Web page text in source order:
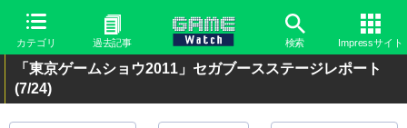
カテゴリ 過去記事 検索 Impressサイト
「東京ゲームショウ2011」セガブースステージレポート
(7/24)